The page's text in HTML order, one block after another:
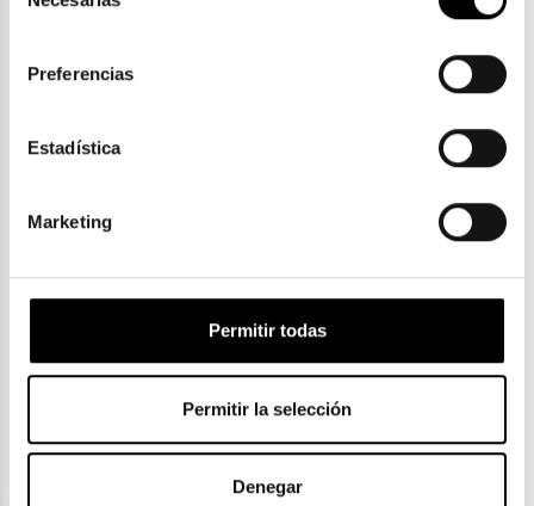
Preferencias
Estadística
Marketing
Permitir todas
Permitir la selección
Denegar
ENVIOS Y DEVOLUCIONES
Gratuitas a partir de 30€
Recogida en tienda